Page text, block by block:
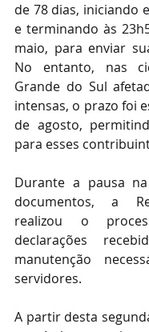
de 78 dias, iniciando
e terminando às
maio, para enviar
No entanto, nas
Grande do Sul
intensas, o prazo foi
de agosto,
para esses
Durante a pausa
documentos, a
realizou o
declarações
manutenção
servidores.
A partir desta